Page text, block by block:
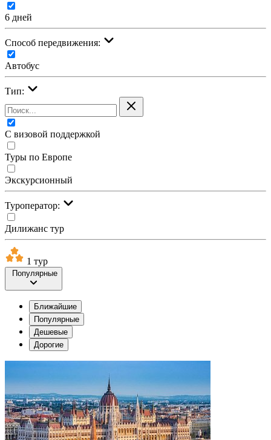
6 дней
Cпособ передвижения:
Автобус
Тип:
С визовой поддержкой
Туры по Европе
Экскурсионный
Туроператор:
Дилижанс тур
1 тур
Популярные
Ближайшие
Популярные
Дешевые
Дорогие